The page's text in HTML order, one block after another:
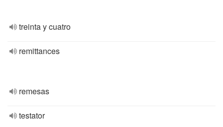
treinta y cuatro
remittances
remesas
testator